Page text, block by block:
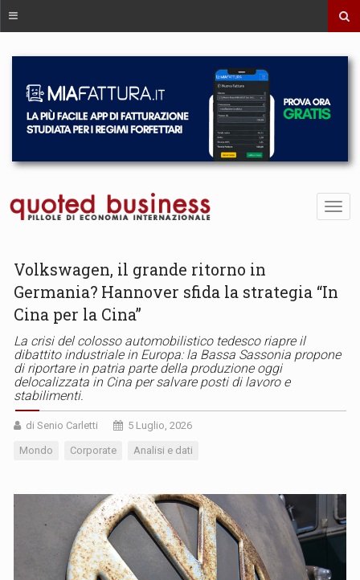
Volkswagen, il grande ritorno in
Germania? Hannover sfida la strategia “In
Cina per la Cina”
La crisi del colosso automobilistico tedesco riapre il
dibattito industriale in Europa: la Bassa Sassonia propone
di riportare in patria parte della produzione oggi
delocalizzata in Cina per salvare posti di lavoro e
stabilimenti.
di Senio Carletti 5 Luglio, 2026
Mondo Corporate Analisi e dati